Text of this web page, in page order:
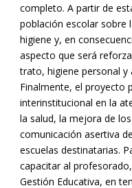
completo. A partir de
población escolar sobre
higiene y, en
aspecto que será
trato, higiene personal y
Finalmente, el proyecto
interinstitucional en la
la salud, la mejora de
comunicación asertiva
escuelas destinatarias.
capacitar al
Gestión Educativa, en